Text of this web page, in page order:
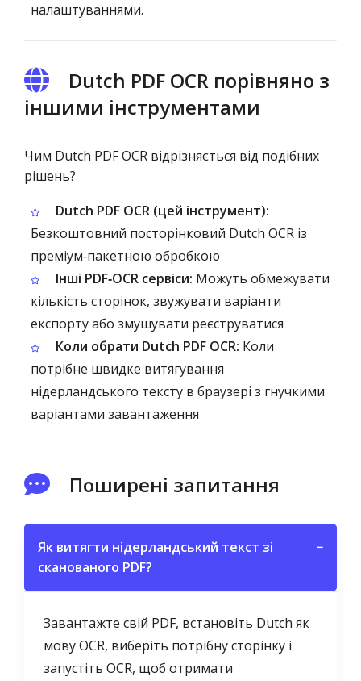
налаштуваннями.
Dutch PDF OCR порівняно з
іншими інструментами
Чим Dutch PDF OCR відрізняється від подібних
рішень?
Dutch PDF OCR (цей інструмент):
Безкоштовний посторінковий Dutch OCR із
преміум‑пакетною обробкою
Інші PDF‑OCR сервіси: Можуть обмежувати
кількість сторінок, звужувати варіанти
експорту або змушувати реєструватися
Коли обрати Dutch PDF OCR: Коли
потрібне швидке витягування
нідерландського тексту в браузері з гнучкими
варіантами завантаження
Поширені запитання
Як витягти нідерландський текст зі
сканованого PDF?
−
Завантажте свій PDF, встановіть Dutch як
мову OCR, виберіть потрібну сторінку і
запустіть OCR, щоб отримати